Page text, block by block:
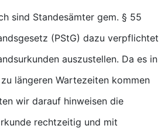
sind Standesämter gem. § 55
(PStG) dazu verpflichtet
auszustellen. Da es in
längeren Wartezeiten kommen
wir darauf hinweisen die
rechtzeitig und mit